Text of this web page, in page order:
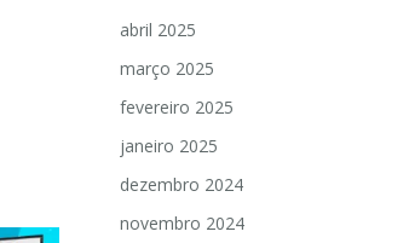
abril 2025
março 2025
fevereiro 2025
janeiro 2025
dezembro 2024
novembro 2024